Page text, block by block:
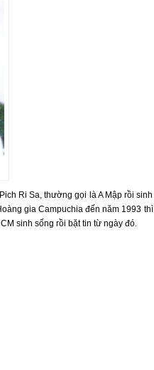
Ri Sa, thường gọi là A Mập rồi sinh
gia Campuchia đến năm 1993 thì
sinh sống rồi bặt tin từ ngày đó.